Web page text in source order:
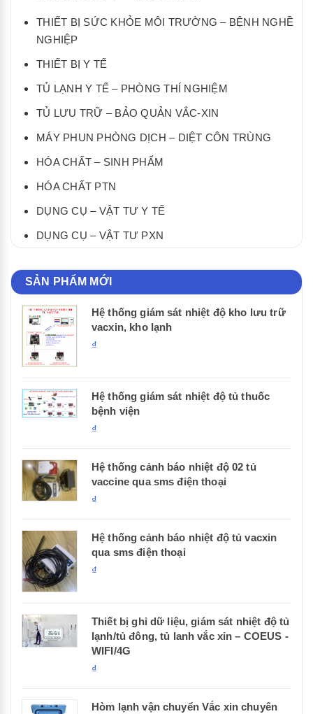
THIẾT BỊ SỨC KHỎE MÔI TRƯỜNG – BỆNH NGHỀ
NGHIỆP
THIẾT BỊ Y TẾ
TỦ LẠNH Y TẾ – PHÒNG THÍ NGHIỆM
TỦ LƯU TRỮ – BẢO QUẢN VẮC-XIN
MÁY PHUN PHÒNG DỊCH – DIỆT CÔN TRÙNG
HÓA CHẤT – SINH PHẨM
HÓA CHẤT PTN
DỤNG CỤ – VẬT TƯ Y TẾ
DỤNG CỤ – VẬT TƯ PXN
SẢN PHẨM MỚI
Hệ thống giám sát nhiệt độ kho lưu trữ
vacxin, kho lạnh
₫
Hệ thống giám sát nhiệt độ tủ thuốc
bệnh viện
₫
Hệ thống cảnh báo nhiệt độ 02 tủ
vaccine qua sms điện thoại
₫
Hệ thống cảnh báo nhiệt độ tủ vacxin
qua sms điện thoại
₫
Thiết bị ghi dữ liệu, giám sát nhiệt độ tủ
lạnh/tủ đông, tủ lanh vắc xin – COEUS -
WIFI/4G
₫
Hòm lạnh vận chuyển Vắc xin chuyên